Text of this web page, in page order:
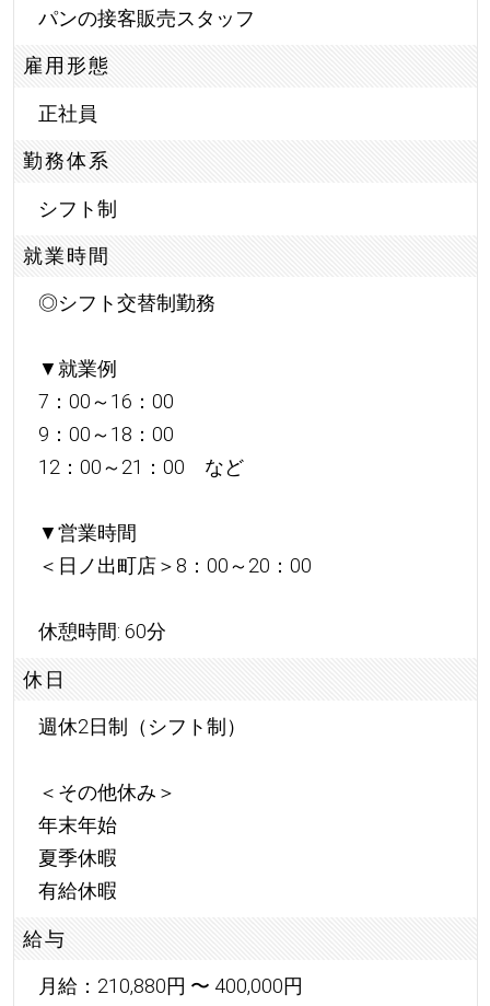
パンの接客販売スタッフ
雇用形態
正社員
勤務体系
シフト制
就業時間
◎シフト交替制勤務
▼就業例
7：00～16：00
9：00～18：00
12：00～21：00 など
▼営業時間
＜日ノ出町店＞8：00～20：00
休憩時間: 60分
休日
週休2日制（シフト制）
＜その他休み＞
年末年始
夏季休暇
有給休暇
給与
月給：210,880円 〜 400,000円